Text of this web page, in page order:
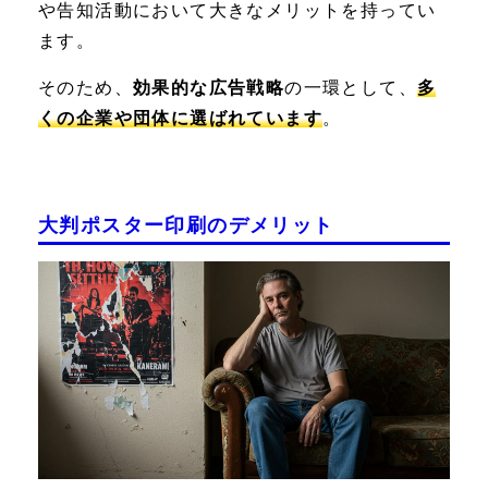
や告知活動において大きなメリットを持ってい
ます。
そのため、 効果的な広告戦略の一環として、多
くの企業や団体に選ばれています。
大判ポスター印刷のデメリット